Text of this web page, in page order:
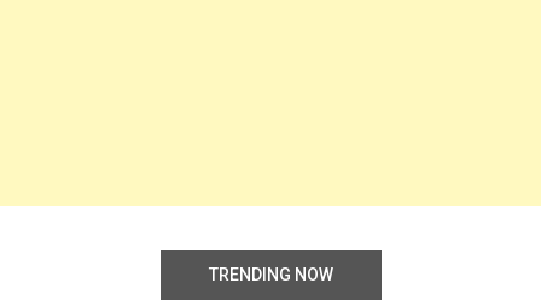
TRENDING NOW